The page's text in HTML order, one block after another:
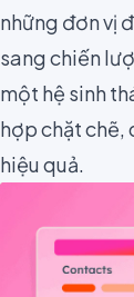
những đơn vị
sang chiến
một hệ sinh
hợp chặt chẽ,
hiệu quả.